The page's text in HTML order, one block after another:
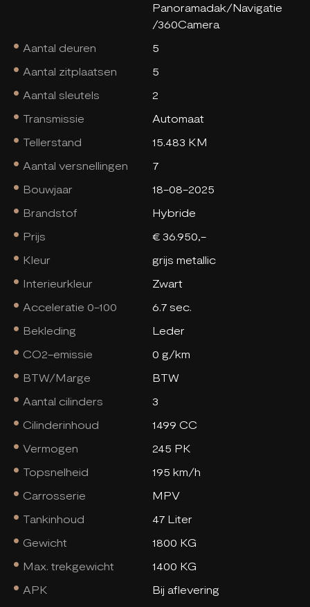
Panoramadak/Navigatie
/360Camera
Aantal deuren
5
Aantal zitplaatsen
5
Aantal sleutels
2
Transmissie
Automaat
Tellerstand
15.483 KM
Aantal versnellingen
7
Bouwjaar
18-08-2025
Brandstof
Hybride
Prijs
€ 36.950,-
Kleur
grijs metallic
Interieurkleur
Zwart
Acceleratie 0-100
6.7 sec.
Bekleding
Leder
CO2-emissie
0 g/km
BTW/Marge
BTW
Aantal cilinders
3
Cilinderinhoud
1499 CC
Vermogen
245 PK
Topsnelheid
195 km/h
Carrosserie
MPV
Tankinhoud
47 Liter
Gewicht
1800 KG
Max. trekgewicht
1400 KG
APK
Bij aflevering